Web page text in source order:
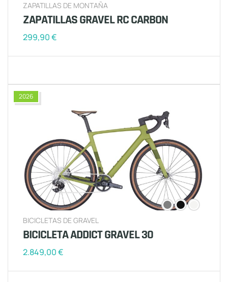
ZAPATILLAS DE MONTAÑA
ZAPATILLAS GRAVEL RC CARBON
299,90€
2026
BICICLETAS DE GRAVEL
BICICLETA ADDICT GRAVEL 30
2.849,00€